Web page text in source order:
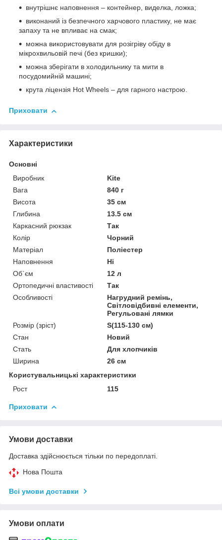
внутрішнє наповнення – контейнер, виделка, ложка;
виконаний із безпечного харчового пластику, не має
запаху та не впливає на смак;
можна використовувати для розігріву обіду в
мікрохвильовій печі (без кришки);
можна зберігати в холодильнику та мити в
посудомийній машині;
крута ліцензія Hot Wheels – для гарного настрою.
Приховати
Характеристики
Основні
Виробник
Kite
Вага
840 г
Висота
35 см
Глибина
13.5 см
Каркасний рюкзак
Так
Колір
Чорний
Матеріал
Поліестер
Наповнення
Ні
Об`єм
12 л
Ортопедичні властивості
Так
Особливості
Нагрудний ремінь,
Світловідбивні елементи,
Регульовані лямки
Розмір (зріст)
S(115-130 см)
Стан
Новий
Стать
Для хлопчиків
Ширина
26 см
Користувальницькі характеристики
Рост
115
Приховати
Умови доставки
Доставка здійснюється тільки по передоплаті.
Нова Пошта
Всі умови доставки
Умови оплати